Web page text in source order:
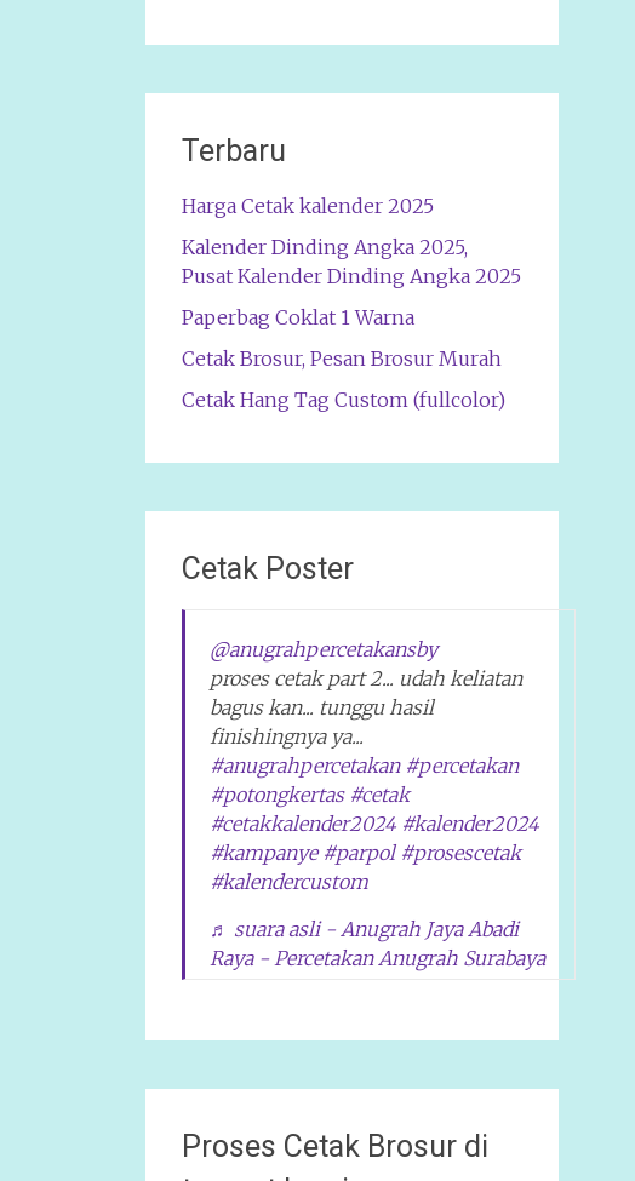
Terbaru
Harga Cetak kalender 2025
Kalender Dinding Angka 2025,
Pusat Kalender Dinding Angka 2025
Paperbag Coklat 1 Warna
Cetak Brosur, Pesan Brosur Murah
Cetak Hang Tag Custom (fullcolor)
Cetak Poster
@anugrahpercetakansby
proses cetak part 2... udah keliatan
bagus kan... tunggu hasil
finishingnya ya...
#anugrahpercetakan #percetakan
#potongkertas #cetak
#cetakkalender2024 #kalender2024
#kampanye #parpol #prosescetak
#kalendercustom
♬ suara asli - Anugrah Jaya Abadi
Raya - Percetakan Anugrah Surabaya
Proses Cetak Brosur di